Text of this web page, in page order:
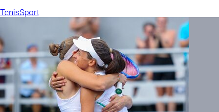
TenisSport